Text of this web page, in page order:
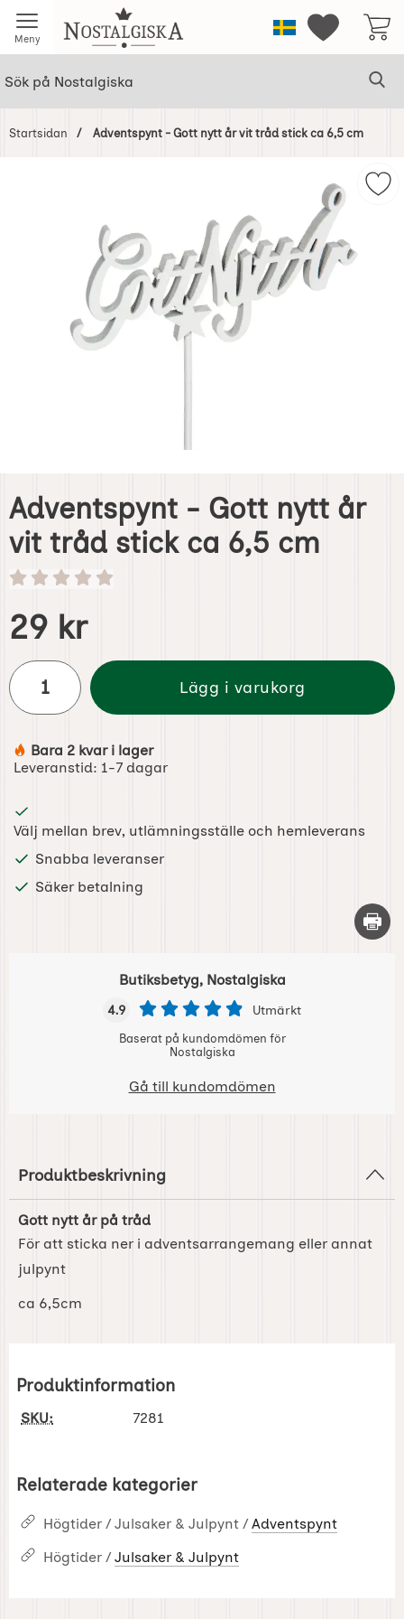
Meny Startsidan för NostalgiskaSverigeMina
Startsidan Adventspynt - Gott nytt år vit tråd stick ca 6,5 cm
Adventspynt - Gott nytt år
vit tråd stick ca 6,5 cm
Handla denna produkt Adventspynt - Gott nytt år vit tråd
pris
29 kr
antal
Lägg i varukorg
Tillgänglighet:
Bara 2 kvar i lager
Leveranstid: 1-7 dagar
Välj mellan brev, utlämningsställe och hemleverans
Snabba leveranser
Säker betalning
Skriv
Butiksbetyg, Nostalgiska
4.9 Utmärkt
Baserat på kundomdömen för
Nostalgiska
Gå till kundomdömen
Produktbeskrivning
Gott nytt år på tråd
För att sticka ner i adventsarrangemang eller annat
julpynt
ca 6,5cm
Produktinformation
SKU: 7281
Relaterade kategorier
Högtider / Julsaker & Julpynt / Adventspynt
Högtider / Julsaker & Julpynt